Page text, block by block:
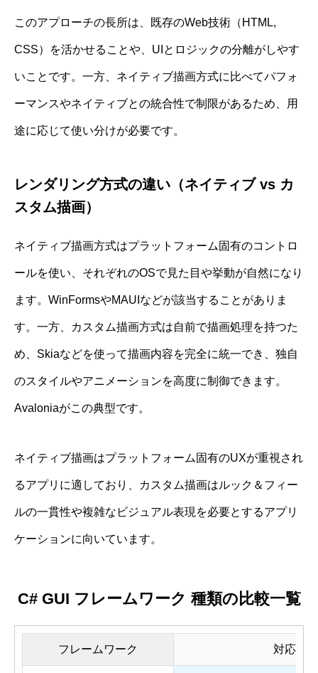
このアプローチの長所は、既存のWeb技術（HTML,
CSS）を活かせることや、UIとロジックの分離がしやす
いことです。一方、ネイティブ描画方式に比べてパフォ
ーマンスやネイティブとの統合性で制限があるため、用
途に応じて使い分けが必要です。
レンダリング方式の違い（ネイティブ vs カ
スタム描画）
ネイティブ描画方式はプラットフォーム固有のコントロ
ールを使い、それぞれのOSで見た目や挙動が自然になり
ます。WinFormsやMAUIなどが該当することがありま
す。一方、カスタム描画方式は自前で描画処理を持つた
め、Skiaなどを使って描画内容を完全に統一でき、独自
のスタイルやアニメーションを高度に制御できます。
Avaloniaがこの典型です。
ネイティブ描画はプラットフォーム固有のUXが重視され
るアプリに適しており、カスタム描画はルック＆フィー
ルの一貫性や複雑なビジュアル表現を必要とするアプリ
ケーションに向いています。
C# GUI フレームワーク 種類の比較一覧
フレームワーク 対応プ